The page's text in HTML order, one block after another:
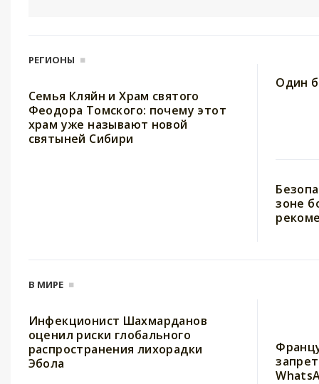
РЕГИОНЫ
Семья Кляйн и Храм святого
Феодора Томского: почему этот
храм уже называют новой
святыней Сибири
Один
зоне
В МИРЕ
Инфекционист Шахмарданов
оценил риски глобального
распространения лихорадки
Эбола